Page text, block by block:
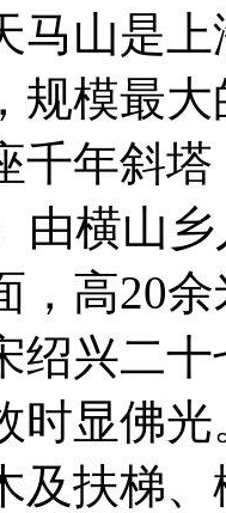
马山是
规模最
千年斜
由横山
，高20
绍兴二
时显佛
及扶梯